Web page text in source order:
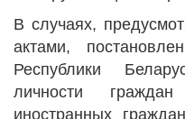
В случаях,
актами,
Республики
личности
иностранных